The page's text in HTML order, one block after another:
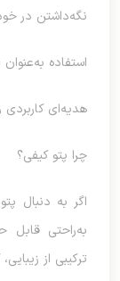
نگه‌داشتن در
استفاده
هدیه‌ای
چرا پتو کیفی؟
اگر به دنبال
به‌راحتی قابل
ترکیبی از